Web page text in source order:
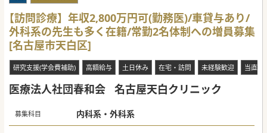
ます。
【医療機関情報】
■2015年に訪問診療クリニック開院後、現在は愛知県、岐阜
県に7つの訪問診療クリニックを運営しております。
■法人全体で7,000名の登録患者様がおり、居宅と施設を合
わせた看取り件数は全国のクリニックの中で4番目に多いで
す。
■2024年4月に7院目を開院しておりますが、今後も分院展
ます。
【訪問診療】年収2,800万円可(勤務医)/車貸与あり/
外科系の先生も多く在籍/常勤2名体制への増員募集
[名古屋市天白区]
研究支援(学会費補助) 高額給与 土日休み 在宅・訪問 未経験歓迎 当直な
医療法人社団春和会 名古屋天白クリニック
募集科目 内科系・外科系